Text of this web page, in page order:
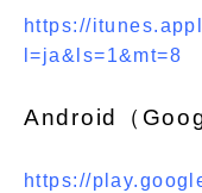
https://
l=ja&ls=1&mt=8
Android（
https://